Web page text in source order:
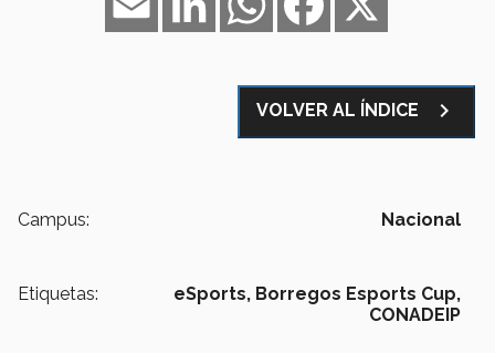
VOLVER AL ÍNDICE navigate_next
Campus: Nacional
Etiquetas: eSports, Borregos Esports Cup,
CONADEIP